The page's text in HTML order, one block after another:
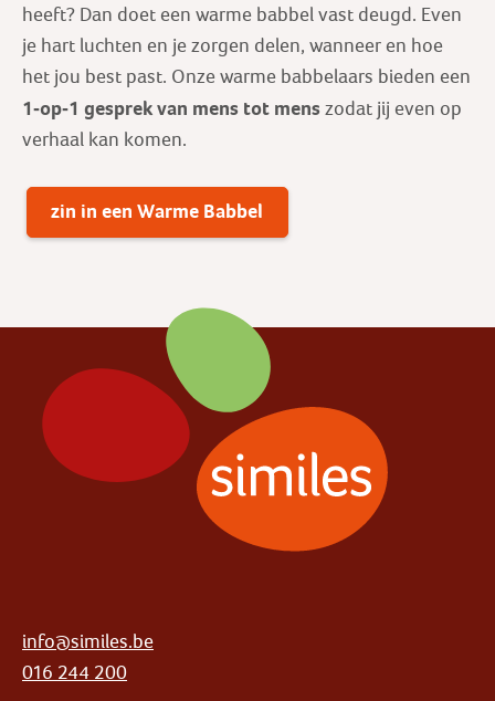
heeft? Dan doet een warme babbel vast deugd. Even
je hart luchten en je zorgen delen, wanneer en hoe
het jou best past. Onze warme babbelaars bieden een
1-op-1 gesprek van mens tot mens zodat jij even op
verhaal kan komen.
zin in een Warme Babbel
info@similes.be
016 244 200